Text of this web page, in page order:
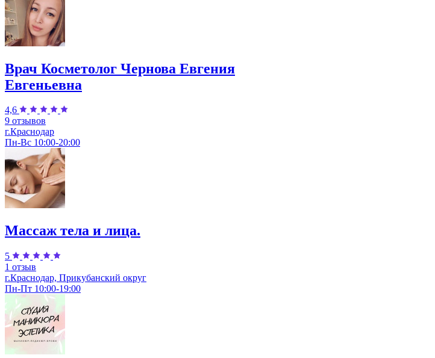
Врач Косметолог Чернова Евгения
Евгеньевна
4,6
9 отзывов
г.Краснодар
Пн-Вс 10:00-20:00
Массаж тела и лица.
5
1 отзыв
г.Краснодар, Прикубанский округ
Пн-Пт 10:00-19:00